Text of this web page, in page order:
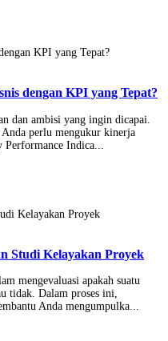
dengan KPI yang Tepat?
dan ambisi yang ingin dicapai.
perlu mengukur kinerja
Indica...
Studi Kelayakan Proyek
mengevaluasi apakah suatu
tidak. Dalam proses ini,
Anda mengumpulka...